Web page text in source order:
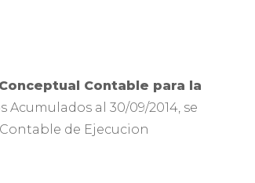
Contable para la
al 30/09/2014, se
de Ejecucion